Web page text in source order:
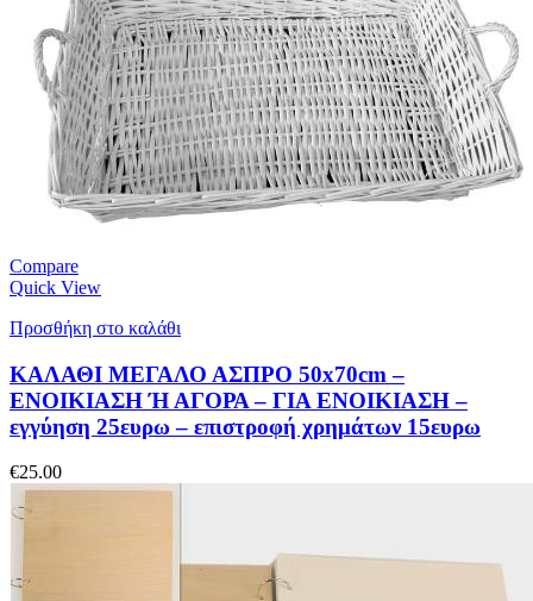
Compare
Quick View
Προσθήκη στο καλάθι
ΚΑΛΑΘΙ ΜΕΓΑΛΟ ΑΣΠΡΟ 50x70cm –
ΕΝΟΙΚΙΑΣΗ Ή ΑΓΟΡΑ – ΓΙΑ ΕΝΟΙΚΙΑΣΗ –
εγγύηση 25ευρω – επιστροφή χρημάτων 15ευρω
€25.00